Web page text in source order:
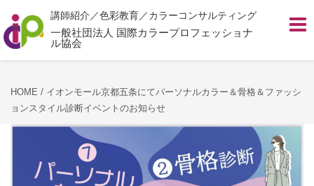
講師紹介／色彩教育／カラーコンサルティング
一般社団法人 国際カラープロフェッショナ
ル協会
HOME / イオンモール京都五条にてパーソナルカラー＆骨格＆ファッシ
ョンスタイル診断イベントのお知らせ